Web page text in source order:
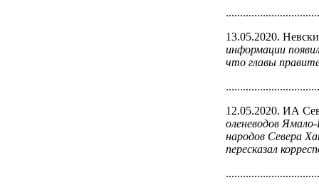
13.05.2020.
информации
что главы
12.05.2020. ИА
оленеводов
народов Севера
пересказал